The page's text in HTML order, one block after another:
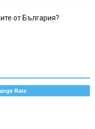
от България?
Rate